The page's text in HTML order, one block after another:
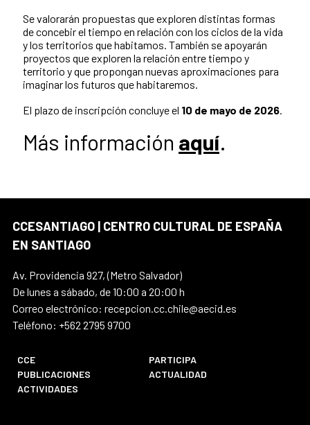
Se valorarán propuestas que exploren distintas formas
de concebir el tiempo en relación con los ciclos de la vida
y los territorios que habitamos. También se apoyarán
proyectos que exploren la relación entre tiempo y
territorio y que propongan nuevas aproximaciones para
imaginar los futuros que habitaremos.
El plazo de inscripción concluye el 10 de mayo de 2026.
Más información aquí.
CCESANTIAGO | CENTRO CULTURAL DE ESPAÑA
EN SANTIAGO
Av. Providencia 927, (Metro Salvador)
De lunes a sábado, de 10:00 a 20:00 h
Correo electrónico: recepcion.cc.chile@aecid.es
Teléfono: +562 2795 9700
CCE
PARTICIPA
PUBLICACIONES
ACTUALIDAD
ACTIVIDADES